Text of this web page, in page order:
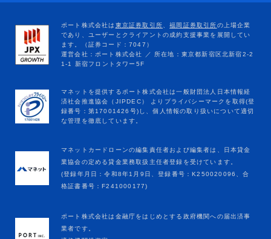
マネットカードローンの編集責任者および編集者は、日本貸金
業協会の定める貸金業務取扱主任者登録を受けています。
(登録年月日：令和8年1月9日、登録番号：K250020096、合
格証書番号：F241000177)
ポート株式会社は金融庁をはじめとする政府機関への届出済事
業者です。